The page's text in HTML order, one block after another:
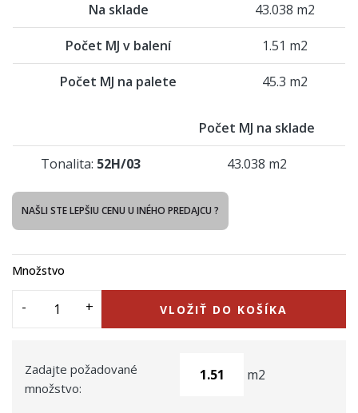
Na sklade 43.038 m2
Počet MJ v balení 1.51 m2
Počet MJ na palete 45.3 m2
Počet MJ na sklade
Tonalita: 52H/03 43.038 m2
NAŠLI STE LEPŠIU CENU U INÉHO PREDAJCU ?
Množstvo
VLOŽIŤ DO KOŠÍKA
Zadajte požadované
množstvo:
m2